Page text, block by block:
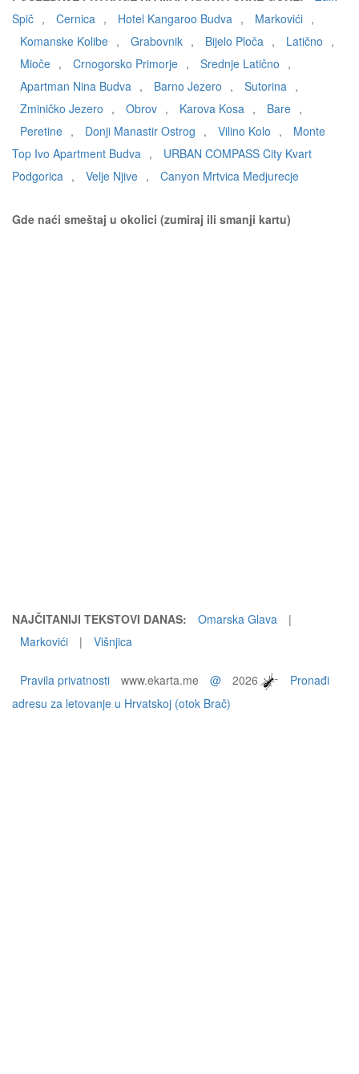
Spič , Cernica , Hotel Kangaroo Budva , Markovići ,
Komanske Kolibe , Grabovnik , Bijelo Ploča , Latično ,
Mioče , Crnogorsko Primorje , Srednje Latično ,
Apartman Nina Budva , Barno Jezero , Sutorina ,
Zminičko Jezero , Obrov , Karova Kosa , Bare ,
Peretine , Donji Manastir Ostrog , Vilino Kolo ,
Monte
Top Ivo Apartment Budva ,
URBAN COMPASS City Kvart
Podgorica , Velje Njive , Canyon Mrtvica Medjurecje
Gde naći smeštaj u okolici (zumiraj ili smanji kartu)
NAJČITANIJI TEKSTOVI DANAS: Omarska Glava
|
Markovići
| Višnjica
Pravila privatnosti www.ekarta.me @ 2026
Pronađi
adresu za letovanje u Hrvatskoj (otok Brač)